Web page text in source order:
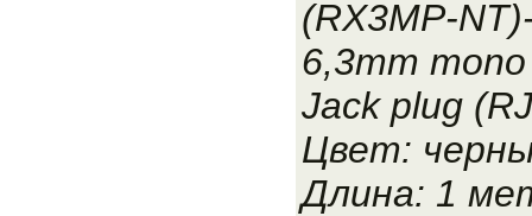
(RX3MP-
6,3mm mono
Jack plug
Цвет:
Длина: 1